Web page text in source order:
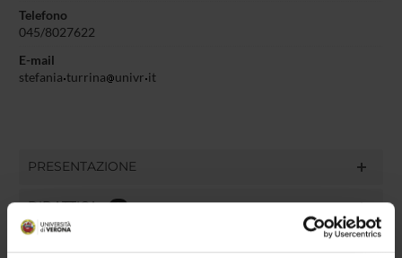
Telefono
045/8027622
E-mail
stefania turrina univr it
PRESENTAZIONE
DIDATTICA 9